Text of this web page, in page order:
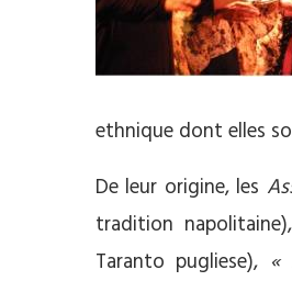
ethnique dont elles
De leur origine, les
tradition
Taranto pugliese), «